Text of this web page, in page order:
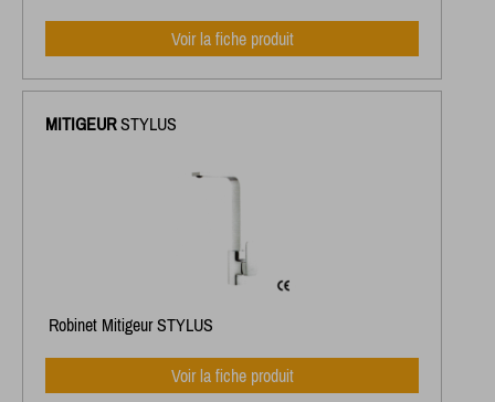
Voir la fiche produit
MITIGEURSTYLUS
Robinet Mitigeur STYLUS
Voir la fiche produit